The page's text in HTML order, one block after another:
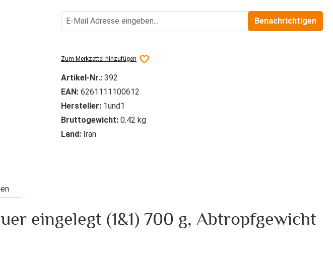
Benachrichtigen
Zum Merkzettel hinzufügen
Artikel-Nr.: 392
EAN: 6261111100612
Hersteller: 1und1
Bruttogewicht: 0.42 kg
Land: Iran
eingelegt (1&1) 700 g, Abtropfgewicht